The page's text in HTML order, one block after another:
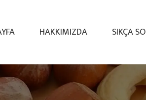
HAKKIMIZDA SIKÇA